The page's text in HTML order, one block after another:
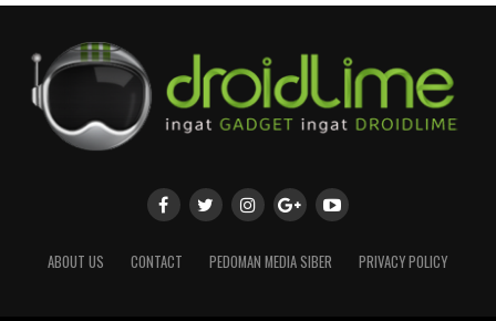
ABOUT US CONTACT PEDOMAN MEDIA SIBER PRIVACY POLICY